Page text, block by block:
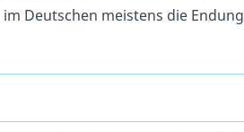
Deutschen meistens die Endung